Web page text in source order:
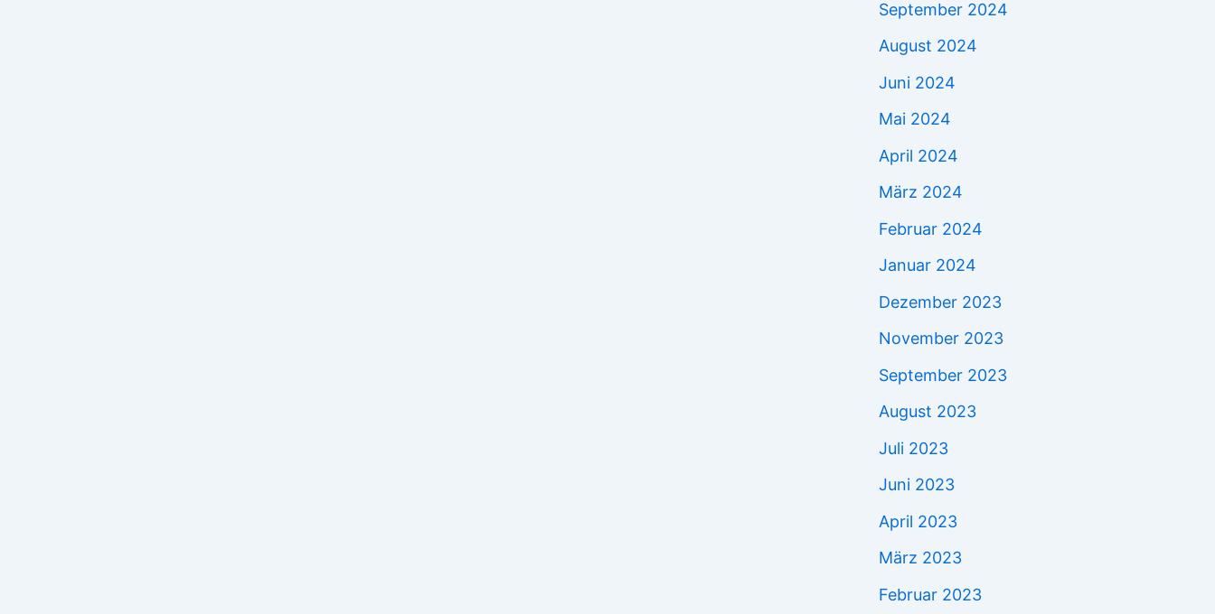
September 2024
August 2024
Juni 2024
Mai 2024
April 2024
März 2024
Februar 2024
Januar 2024
Dezember 2023
November 2023
September 2023
August 2023
Juli 2023
Juni 2023
April 2023
März 2023
Februar 2023